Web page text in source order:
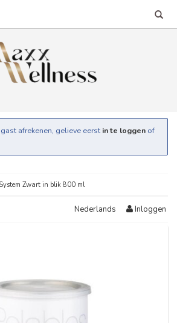
afrekenen, gelieve eerst in te loggen of
Zwart in blik 800 ml
Nederlands Inloggen